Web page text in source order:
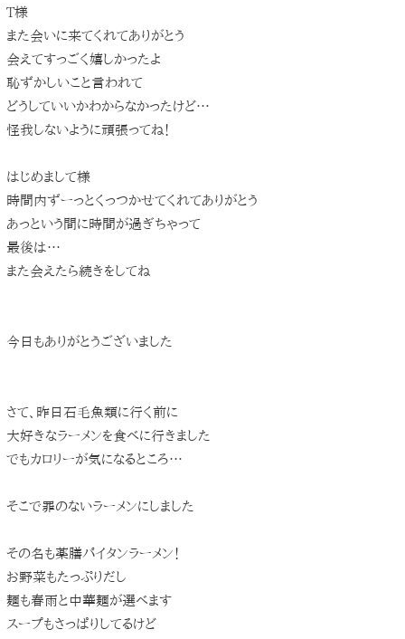
T様
また会いに来てくれてありがとう
会えてすっごく嬉しかったよ
恥ずかしいこと言われて
どうしていいかわからなかったけど…
怪我しないように頑張ってね！
はじめまして様
時間内ずーっとくっつかせてくれてありがとう
あっという間に時間が過ぎちゃって
最後は…
また会えたら続きをしてね
今日もありがとうございました
さて、昨日石毛魚類に行く前に
大好きなラーメンを食べに行きました
でもカロリーが気になるところ…
そこで罪のないラーメンにしました
その名も薬膳パイタンラーメン！
お野菜もたっぷりだし
麺も春雨と中華麺が選べます
スープもさっぱりしてるけど